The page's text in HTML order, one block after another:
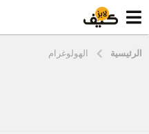
الرئيسية الهولوغرام